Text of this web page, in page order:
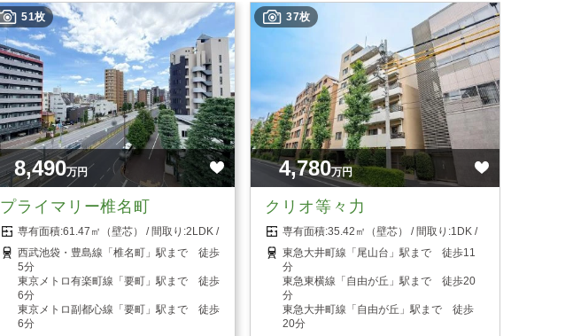
51枚
8,490万円
プライマリー椎名町
61.47㎡（壁芯）
2LDK
西武池袋・豊島線「椎名町」駅まで 徒歩
5分
東京メトロ有楽町線「要町」駅まで 徒歩
6分
東京メトロ副都心線「要町」駅まで 徒歩
6分
37枚
4,780万円
クリオ等々力
35.42㎡（壁芯）
1DK
東急大井町線「尾山台」駅まで 徒歩11
分
東急東横線「自由が丘」駅まで 徒歩20
分
東急大井町線「自由が丘」駅まで 徒歩
20分